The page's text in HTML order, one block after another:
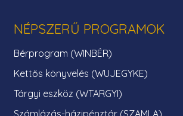
NÉPSZERŰ PROGRAMOK
Bérprogram (WINBÉR)
Kettős könyvelés (WUJEGYKE)
Tárgyi eszköz (WTARGYI)
Számlázás-házipénztár (SZAMLA)